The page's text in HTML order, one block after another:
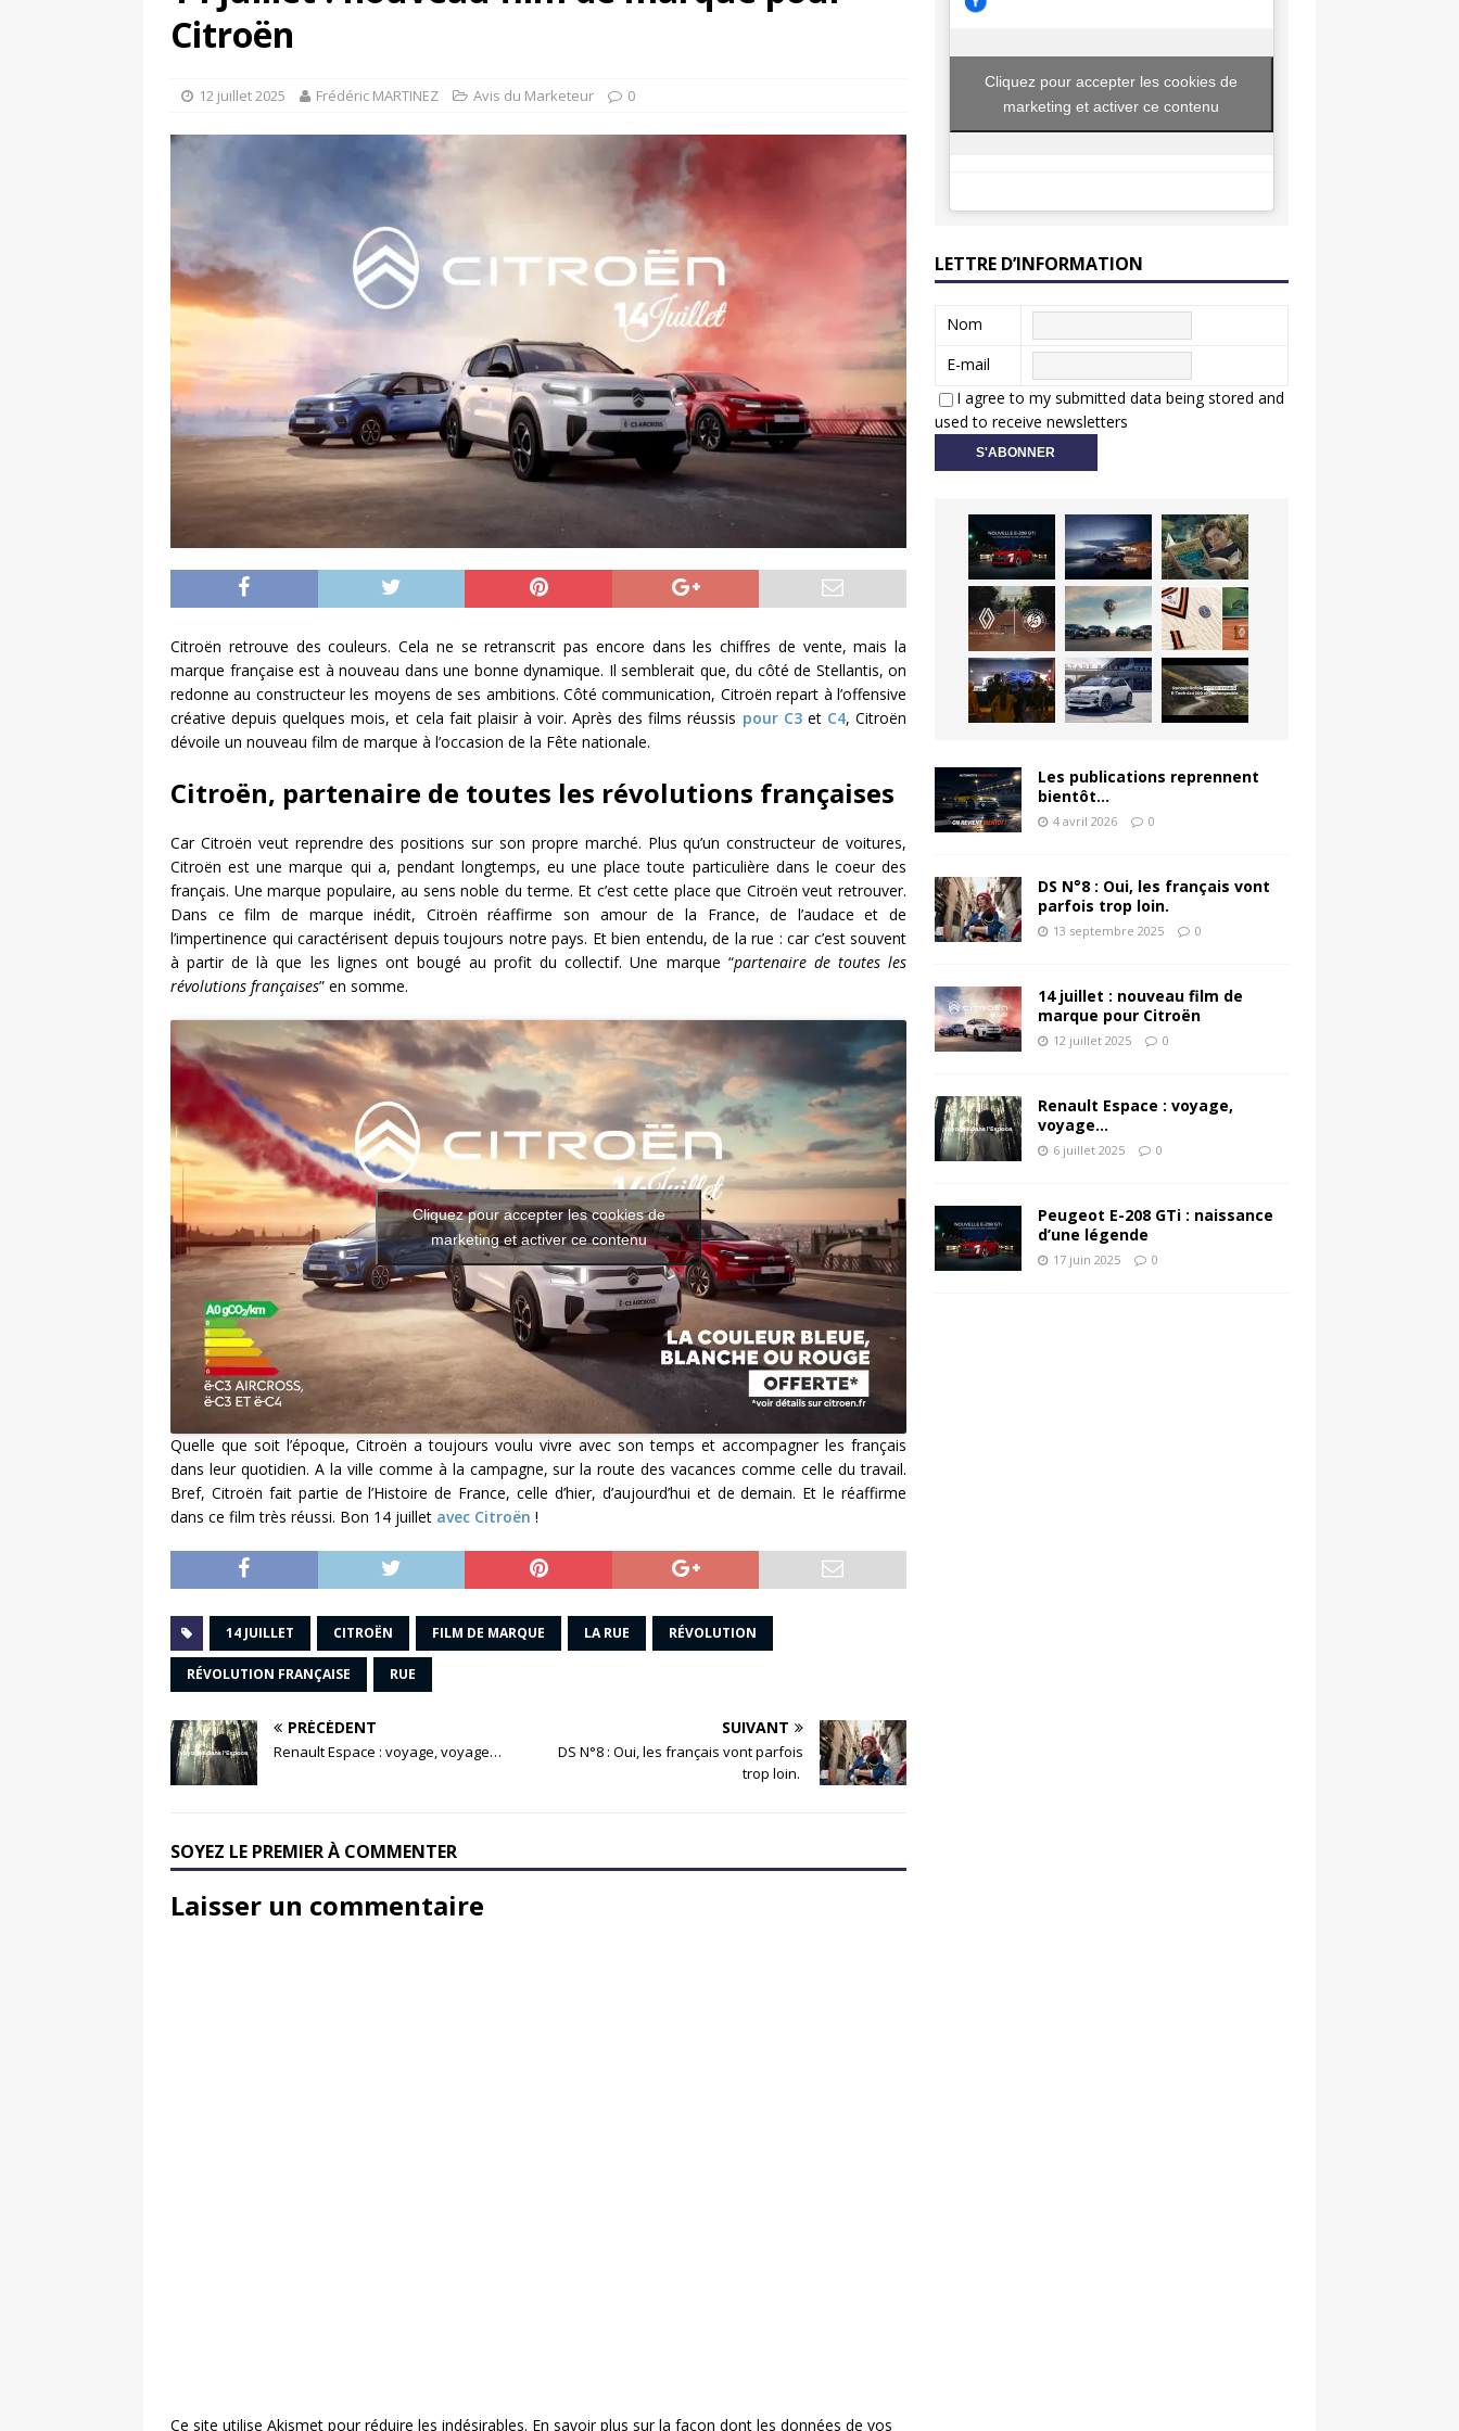
ACTUS
Citroën
12 juillet 2025 Frédéric MARTINEZ Avis du Marketeur 0
Citroën retrouve des couleurs. Cela ne se retranscrit pas encore dans les chiffres de vente, mais la
marque française est à nouveau dans une bonne dynamique. Il semblerait que, du côté de Stellantis, on
redonne au constructeur les moyens de ses ambitions. Côté communication, Citroën repart à l’offensive
créative depuis quelques mois, et cela fait plaisir à voir. Après des films réussis pour C3et C4, Citroën
dévoile un nouveau film de marque à l’occasion de la Fête nationale.
Citroën, partenaire de toutes les révolutions françaises
Car Citroën veut reprendre des positions sur son propre marché. Plus qu’un constructeur de voitures,
Citroën est une marque qui a, pendant longtemps, eu une place toute particulière dans le coeur des
français. Une marque populaire, au sens noble du terme. Et c’est cette place que Citroën veut retrouver.
Dans ce film de marque inédit, Citroën réaffirme son amour de la France, de l’audace et de
l’impertinence qui caractérisent depuis toujours notre pays. Et bien entendu, de la rue : car c’est souvent
à partir de là que les lignes ont bougé au profit du collectif. Une marque “partenaire de toutes les
révolutions françaises” en somme.
Cliquez pour accepter les cookies de
marketing et activer ce contenu
Quelle que soit l’époque, Citroën a toujours voulu vivre avec son temps et accompagner les français
dans leur quotidien. A la ville comme à la campagne, sur la route des vacances comme celle du travail.
Bref, Citroën fait partie de l’Histoire de France, celle d’hier, d’aujourd’hui et de demain. Et le réaffirme
dans ce film très réussi. Bon 14 juillet avec Citroën !
14 JUILLET CITROËN FILM DE MARQUE LA RUE RÉVOLUTION
RÉVOLUTION FRANÇAISE RUE
PRÉCÉDENT
Renault Espace : voyage, voyage…
SUIVANT
DS N°8 : Oui, les français vont parfois
trop loin.
SOYEZ LE PREMIER À COMMENTER
Laisser un commentaire
Ce site utilise Akismet pour réduire les indésirables. En savoir plus sur la façon dont les données de vos
Cliquez pour accepter les cookies de
marketing et activer ce contenu
LETTRE D’INFORMATION
Nom
E-mail
I agree to my submitted data being stored and
used to receive newsletters
Les publications reprennent
bientôt…
4 avril 2026 0
DS N°8 : Oui, les français vont
parfois trop loin.
13 septembre 2025 0
14 juillet : nouveau film de
marque pour Citroën
12 juillet 2025 0
Renault Espace : voyage,
voyage…
6 juillet 2025 0
Peugeot E-208 GTi : naissance
d’une légende
17 juin 2025 0